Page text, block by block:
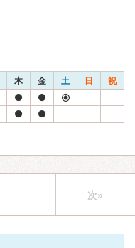
木 金 土 日 祝
次»